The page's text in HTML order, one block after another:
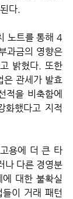
다.
노트를 통해 4
과금의 영향은
밝혔다. 또한
은 관세가 발효
적을 비축함에
화했다고 지적
용에 더 큰 타
나 다른 경영분
대한 불확실
이 거래 패턴